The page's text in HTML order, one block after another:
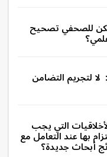
للصحفي تصحيح
لا لتجريم التضامن
التي يجب
بها عند التعامل مع
أبحاث جديدة؟